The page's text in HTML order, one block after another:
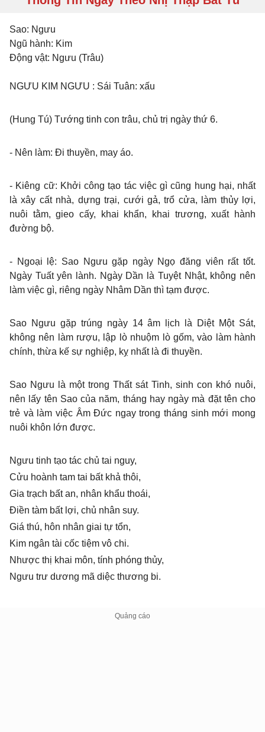
Sao: Ngưu
Ngũ hành: Kim
Động vật: Ngưu (Trâu)
NGƯU KIM NGƯU : Sái Tuân: xấu
(Hung Tú) Tướng tinh con trâu, chủ trị ngày thứ 6.
- Nên làm: Đi thuyền, may áo.
- Kiêng cữ: Khởi công tạo tác việc gì cũng hung hại, nhất
là xây cất nhà, dựng trại, cưới gả, trổ cửa, làm thủy lợi,
nuôi tằm, gieo cấy, khai khẩn, khai trương, xuất hành
đường bộ.
- Ngoại lệ: Sao Ngưu gặp ngày Ngọ đăng viên rất tốt.
Ngày Tuất yên lành. Ngày Dần là Tuyệt Nhật, không nên
làm việc gì, riêng ngày Nhâm Dần thì tạm được.
Sao Ngưu gặp trúng ngày 14 âm lịch là Diệt Một Sát,
không nên làm rượu, lập lò nhuộm lò gốm, vào làm hành
chính, thừa kế sự nghiệp, kỵ nhất là đi thuyền.
Sao Ngưu là một trong Thất sát Tinh, sinh con khó nuôi,
nên lấy tên Sao của năm, tháng hay ngày mà đặt tên cho
trẻ và làm việc Âm Đức ngay trong tháng sinh mới mong
nuôi khôn lớn được.
Ngưu tinh tạo tác chủ tai nguy,
Cửu hoành tam tai bất khả thôi,
Gia trạch bất an, nhân khẩu thoái,
Điền tàm bất lợi, chủ nhân suy.
Giá thú, hôn nhân giai tự tổn,
Kim ngân tài cốc tiệm vô chi.
Nhược thị khai môn, tính phóng thủy,
Ngưu trư dương mã diệc thương bi.